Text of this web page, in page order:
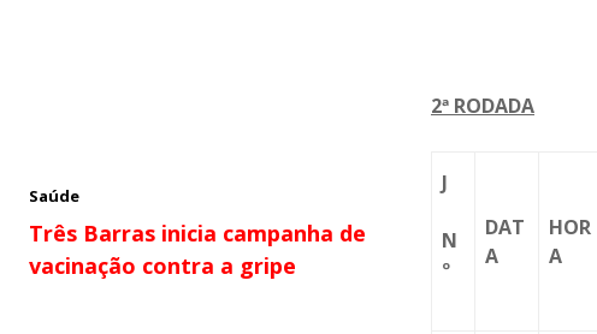
Saúde
Três Barras inicia campanha de
vacinação contra a gripe
2ª RODADA
J
N
º
DAT
A
HOR
A